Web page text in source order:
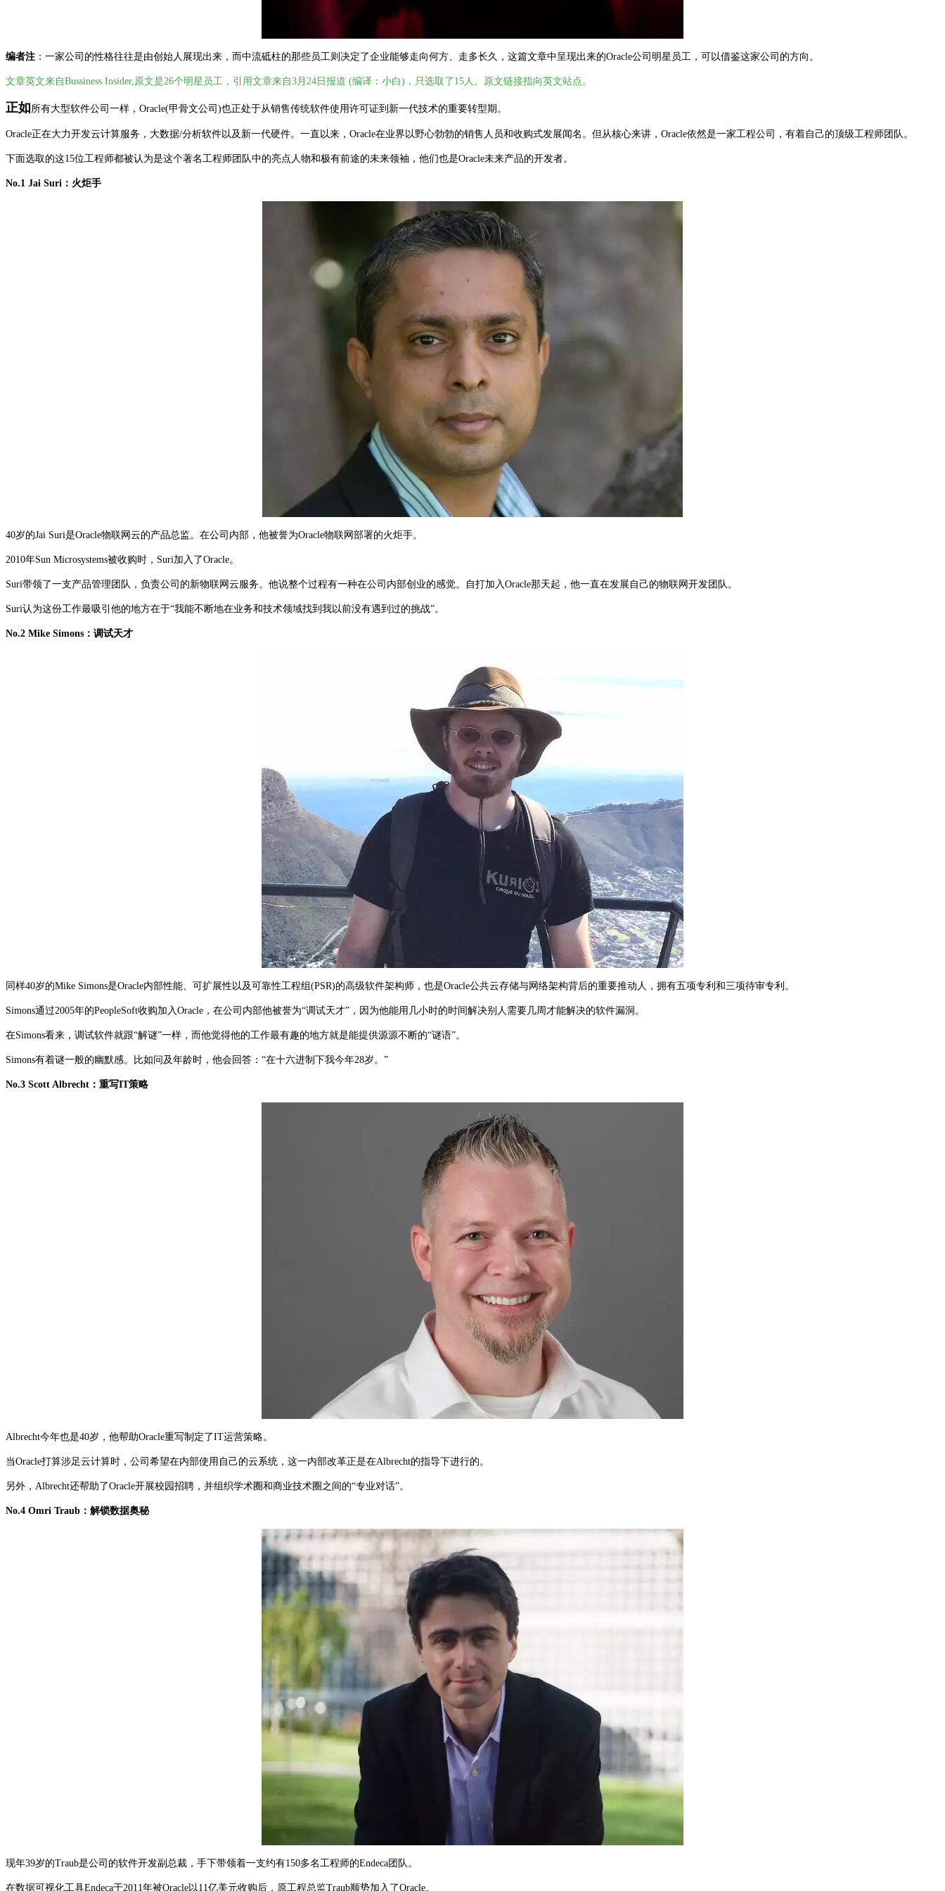
编者注 ：一家公司的性格往往是由创始人展现出来，而中流砥柱的那些员工则决定了企业能够走向何方、走多长久，这篇文章中呈现出来的Oracle公司明星员工，可以借鉴这家公司的方向。
文章英文来自Bussiness Insider,原文是26个明星员工，引用文章来自3月24日报道 (编译：小白)，只选取了15人。原文链接指向英文站点。
正如所有大型软件公司一样，Oracle(甲骨文公司)也正处于从销售传统软件使用许可证到新一代技术的重要转型期。
Oracle正在大力开发云计算服务，大数据/分析软件以及新一代硬件。 一直以来，Oracle在业界以野心勃勃的销售人员和收购式发展闻名。 但从核心来讲，Oracle依然是一家工程公司，有着自己的顶级工程师团队。
下面选取的这15位工程师都被认为是这个著名工程师团队中的亮点人物和极有前途的未来领袖，他们也是Oracle未来产品的开发者。
No.1 Jai Suri：火炬手
40岁的Jai Suri是Oracle物联网云的产品总监。在公司内部，他被誉为Oracle物联网部署的火炬手。
2010年Sun Microsystems被收购时，Suri加入了Oracle。
Suri带领了一支产品管理团队，负责公司的新物联网云服务。他说整个过程有一种在公司内部创业的感觉。自打加入Oracle那天起，他一直在发展自己的物联网开发团队。
Suri认为这份工作最吸引他的地方在于“我能不断地在业务和技术领域找到我以前没有遇到过的挑战”。
No.2 Mike Simons：调试天才
同样40岁的Mike Simons是Oracle内部性能、可扩展性以及可靠性工程组(PSR)的高级软件架构师，也是Oracle公共云存储与网络架构背后的重要推动人，拥有五项专利和三项待审专利。
Simons通过2005年的PeopleSoft收购加入Oracle，在公司内部他被誉为“调试天才”，因为他能用几小时的时间解决别人需要几周才能解决的软件漏洞。
在Simons看来，调试软件就跟“解谜”一样，而他觉得他的工作最有趣的地方就是能提供源源不断的“谜语”。
Simons有着谜一般的幽默感。比如问及年龄时，他会回答：“在十六进制下我今年28岁。”
No.3 Scott Albrecht：重写IT策略
Albrecht今年也是40岁，他帮助Oracle重写制定了IT运营策略。
当Oracle打算涉足云计算时，公司希望在内部使用自己的云系统，这一内部改革正是在Albrecht的指导下进行的。
另外，Albrecht还帮助了Oracle开展校园招聘，并组织学术圈和商业技术圈之间的“专业对话”。
No.4 Omri Traub：解锁数据奥秘
现年39岁的Traub是公司的软件开发副总裁，手下带领着一支约有150多名工程师的Endeca团队。
在数据可视化工具Endeca于2011年被Oracle以11亿美元收购后，原工程总监Traub顺势加入了Oracle。